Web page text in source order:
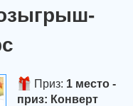
Приз: 1 место -
приз: Конверт